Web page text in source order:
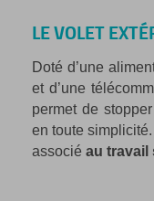
LE VOLET
Doté d’une
et d’une
permet de
en toute
associé au travail